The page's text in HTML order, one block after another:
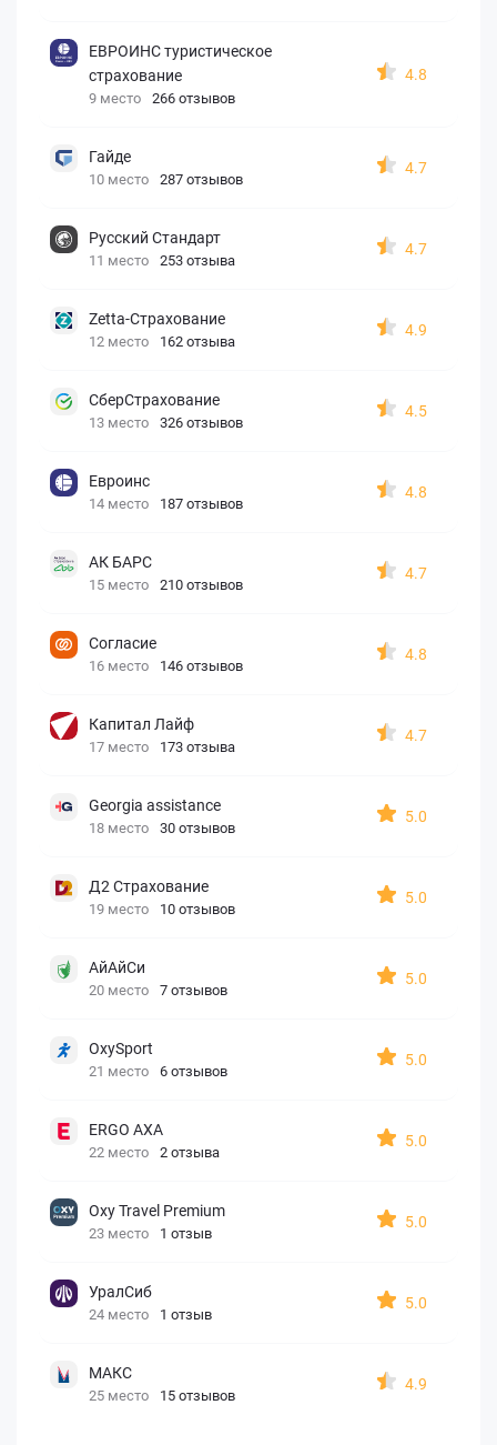
ЕВРОИНС туристическое
страхование
9 место 266 отзывов
4.8
Гайде
10 место 287 отзывов
4.7
Русский Стандарт
11 место 253 отзыва
4.7
Zetta-Страхование
12 место 162 отзыва
4.9
СберСтрахование
13 место 326 отзывов
4.5
Евроинс
14 место 187 отзывов
4.8
АК БАРС
15 место 210 отзывов
4.7
Согласие
16 место 146 отзывов
4.8
Капитал Лайф
17 место 173 отзыва
4.7
Georgia assistance
18 место 30 отзывов
5.0
Д2 Страхование
19 место 10 отзывов
5.0
АйАйСи
20 место 7 отзывов
5.0
OxySport
21 место 6 отзывов
5.0
ERGO AXA
22 место 2 отзыва
5.0
Oxy Travel Premium
23 место 1 отзыв
5.0
УралСиб
24 место 1 отзыв
5.0
МАКС
25 место 15 отзывов
4.9